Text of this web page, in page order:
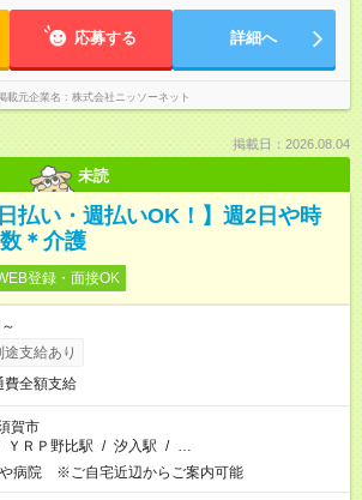
応募する 詳細へ
載元企業名 株式会社ニッソーネット
掲載日：2026.08.04
未読
払い・週払いOK！】週2日や時
＊介護
登録・面接OK
支給あり
費全額支給
賀市
ＹＲＰ野比駅 / 汐入駅 / …
病院 ※ご自宅近辺からご案内可能